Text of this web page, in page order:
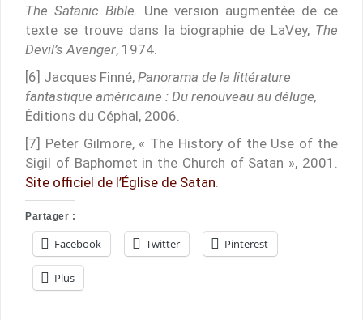
The Satanic Bible . Une version augmentée de ce
texte se trouve dans la biographie de LaVey, The
Devil’s Avenger, 1974.
[6] Jacques Finné, Panorama de la littérature
fantastique américaine : Du renouveau au déluge,
Éditions du Céphal, 2006.
[7] Peter Gilmore, « The History of the Use of the
Sigil of Baphomet in the Church of Satan », 2001.
Site officiel de l’Église de Satan
Partager :
Facebook Twitter Pinterest
Plus